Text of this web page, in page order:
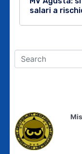
salari a